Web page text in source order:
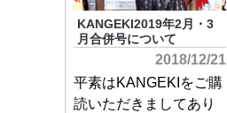
KANGEKI2019年2月・3
月合併号について
2018/12/21
平素はKANGEKIをご購
読いただきましてあり